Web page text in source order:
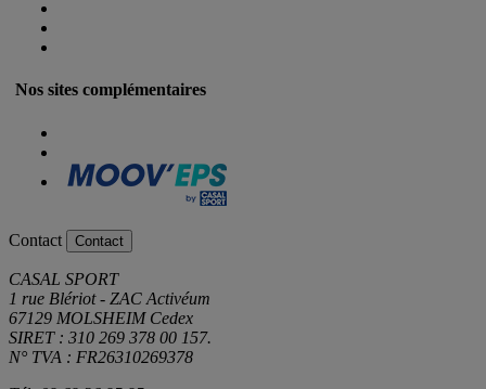
Nos sites complémentaires
Contact Contact
CASAL SPORT
1 rue Blériot - ZAC Activéum
67129 MOLSHEIM Cedex
SIRET : 310 269 378 00 157.
N° TVA : FR26310269378